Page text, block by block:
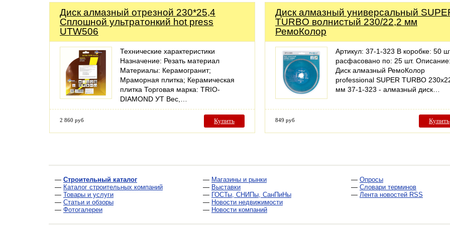
Диск алмазный отрезной 230*25,4
Сплошной ультратонкий hot press
UTW506
Технические характеристики
Назначение: Резать материал
Материалы: Керамогранит;
Мраморная плитка; Керамическая
плитка Торговая марка: TRIO-
DIAMOND УТ Вес,…
2 860 руб Купить
Диск алмазный универсальный
TURBO волнистый 230/22,2 мм
РемоКолор
Артикул: 37-1-323 В коробке: 50
расфасовано по: 25 шт. Описание:
Диск алмазный РемоКолор
professional SUPER TURBO
мм 37-1-323 - алмазный диск…
849 руб Купить
— Строительный каталог
— Каталог строительных компаний
— Товары и услуги
— Статьи и обзоры
— Фотогалереи
— Магазины и рынки
— Выставки
— ГОСТы, СНИПы, СанПиНы
— Новости недвижимости
— Новости компаний
— Опросы
— Словари терминов
— Лента новостей RSS